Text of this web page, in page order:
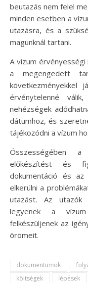
beutazás nem felel
minden esetben a
utazásra, és a
magunknál tartani.
A vízum
a megengedett
érvénytelenné
nehézségek
dátumhoz, és
tájékozódni a vízum
Összességében
előkészítést és
dokumentáció és
elkerülni a
utazást. Az utazók
legyenek a
felkészüljenek az
örömeit.
dokumentumok
költségek
lépések